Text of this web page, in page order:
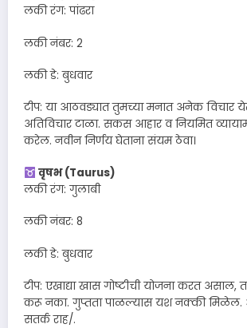
लकी रंग: पांढरा
लकी नंबर: 2
लकी डे: बुधवार
टीप: या आठवड्यात तुमच्या मनात अनेक विचार
अतिविचार टाळा. सकस आहार व नियमित
करेल. नवीन निर्णय घेताना संयम ठेवा।
वृषभ (Taurus)
लकी रंग: गुलाबी
लकी नंबर: 8
लकी डे: बुधवार
टीप: एखाद्या खास गोष्टीची योजना करत असाल,
करू नका. गुप्तता पाळल्यास यश नक्की मिळेल.
सतर्क राह/.